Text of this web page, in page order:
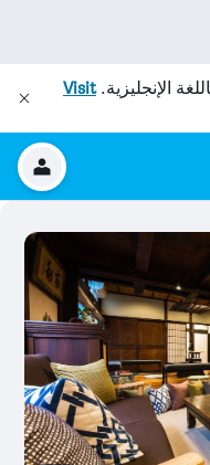
الإنجليزية.Visit